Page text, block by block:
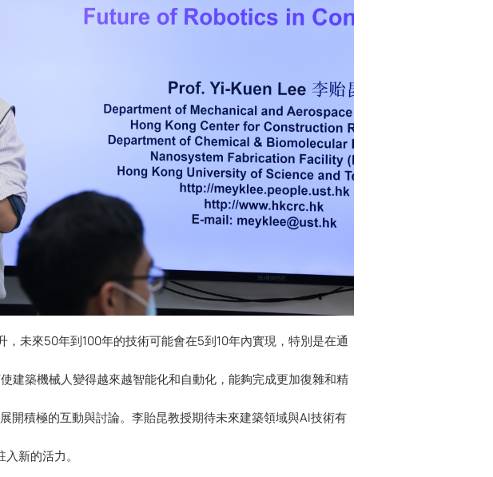
未來50年到100年的技術可能會在5到10年內實現，特別是在通
建築機械人變得越來越智能化和自動化，能夠完成更加復雜和精
開積極的互動與討論。李貽昆教授期待未來建築領域與AI技術有
新的活力。